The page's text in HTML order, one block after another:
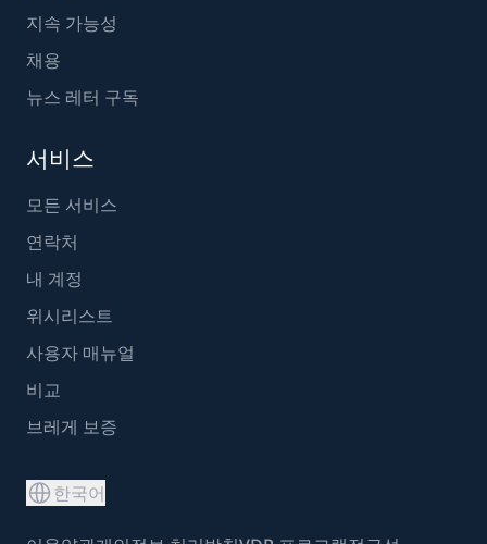
지속 가능성
채용
뉴스 레터 구독
서비스
모든 서비스
연락처
내 계정
위시리스트
사용자 매뉴얼
비교
브레게 보증
한국어